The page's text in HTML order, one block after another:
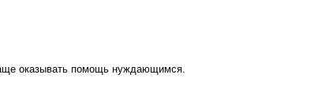
оказывать помощь нуждающимся.